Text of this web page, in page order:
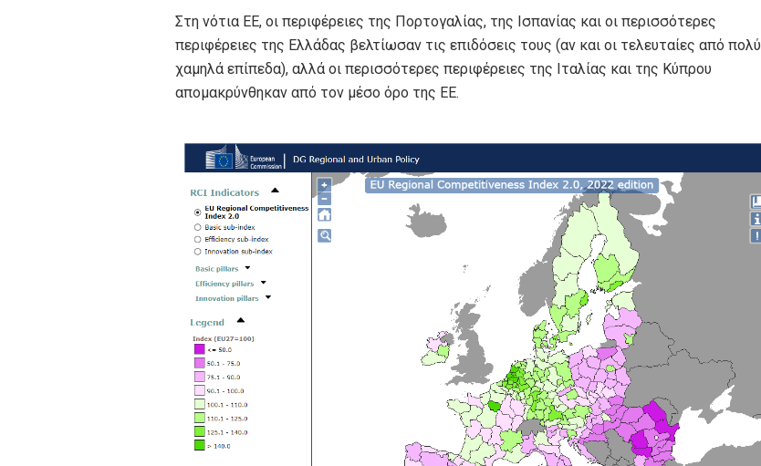
Στη νότια ΕΕ, οι περιφέρειες της Πορτογαλίας, της Ισπανίας και οι περισσότερες
περιφέρειες της Ελλάδας βελτίωσαν τις επιδόσεις τους (αν και οι τελευταίες από πολύ
χαμηλά επίπεδα), αλλά οι περισσότερες περιφέρειες της Ιταλίας και της Κύπρου
απομακρύνθηκαν από τον μέσο όρο της ΕΕ.